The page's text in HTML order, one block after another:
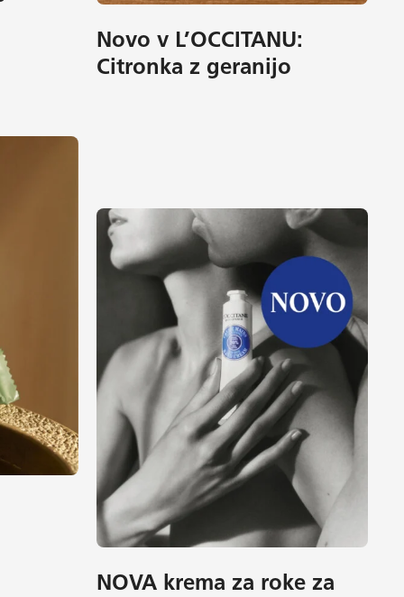
Novo v L’OCCITANU:
Citronka z geranijo
NOVA krema za roke za